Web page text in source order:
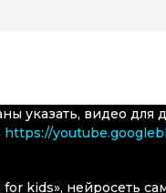
указать, видео для
https://
kids», нейросеть